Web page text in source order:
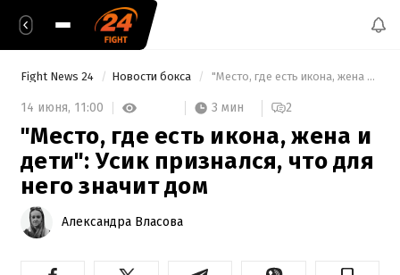
Fight News 24 Новости бокса "Место, где есть икона, жена и дети": Усик признался, что для него значит дом
14 июня, 11:00 3 мин 2
"Место, где есть икона, жена и
дети": Усик признался, что для
него значит дом
Александра Власова